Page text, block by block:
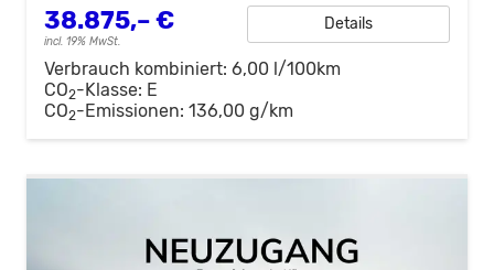
38.875,– €
incl. 19% MwSt.
Details
Verbrauch kombiniert: 6,00 l/100km
CO2-Klasse: E
CO2-Emissionen: 136,00 g/km